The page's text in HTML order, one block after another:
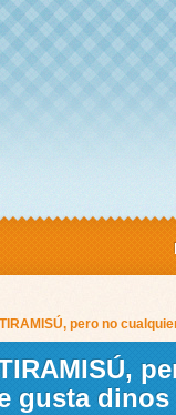
pero no
gusta